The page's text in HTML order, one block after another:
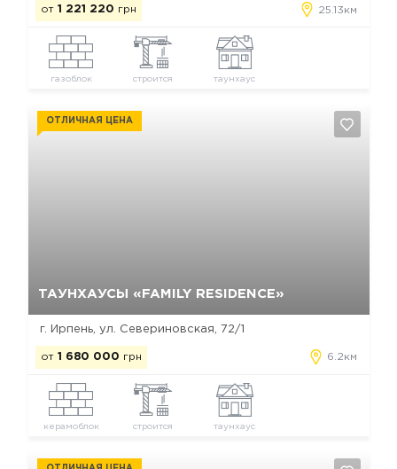
от 1 221 220 грн 25.13км
газоблок строится таунхаус
ТАУНХАУСЫ «FAMILY RESIDENCE»
ОТЛИЧНАЯ ЦЕНА
г. Ирпень, ул. Севериновская, 72/1
от 1 680 000 грн 6.2км
керамоблок строится таунхаус